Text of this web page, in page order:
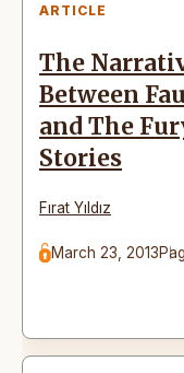
ARTICLE
The
Between
and The
Stories
Fırat Yıldız
March 23, 2013